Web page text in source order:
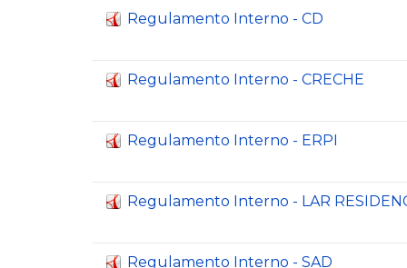
Regulamento Interno - CD
Regulamento Interno - CRECHE
Regulamento Interno - ERPI
Regulamento Interno - LAR
Regulamento Interno - SAD